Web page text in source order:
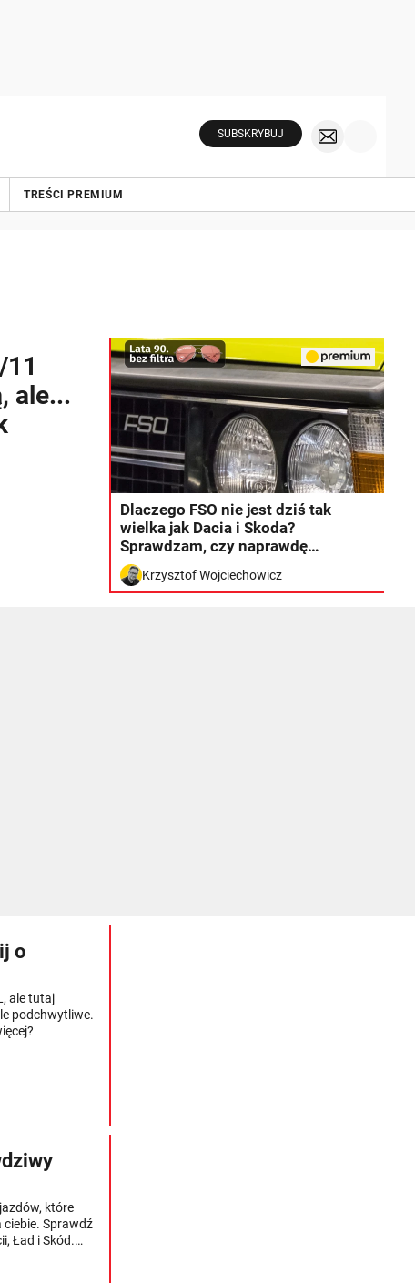
SUBSKRYBUJ
TREŚCI PREMIUM
ale...
Dlaczego FSO nie jest dziś tak
wielka jak Dacia i Skoda?
Sprawdzam, czy naprawdę
zaprzepaszczono szansę
Krzysztof Wojciechowicz
o
ale tutaj
podchwytliwe.
które
ciebie. Sprawdź
Ład i Skód.